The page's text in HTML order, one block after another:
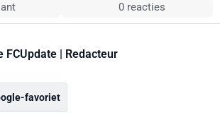
0 reacties
FCUpdate | Redacteur
favoriet